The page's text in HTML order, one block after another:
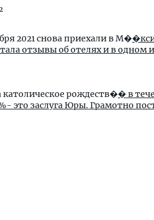
2021 снова приехали в М�
читала отзывы об отелях и в
рождеств�� в
это заслуга Юры. Грамотно